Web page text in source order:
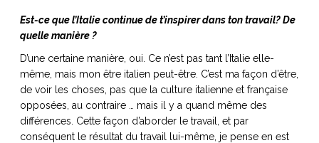
Est-ce que l’Italie continue de t’inspirer dans ton travail? De
quelle manière ?
D’une certaine manière, oui. Ce n’est pas tant l’Italie elle-
même, mais mon être italien peut-être. C’est ma façon d’être,
de voir les choses, pas que la culture italienne et française
opposées, au contraire … mais il y a quand même des
différences. Cette façon d’aborder le travail, et par
conséquent le résultat du travail lui-même, je pense en est